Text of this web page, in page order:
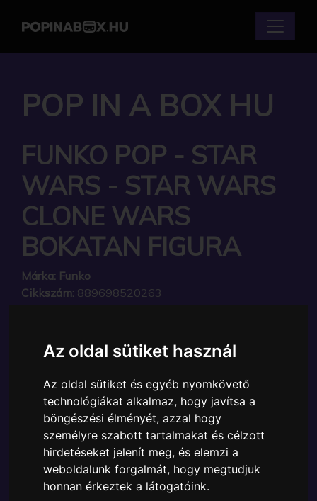
Az oldal sütiket használ
Az oldal sütiket és egyéb nyomkövető
technológiákat alkalmaz, hogy javítsa a
böngészési élményét, azzal hogy
személyre szabott tartalmakat és célzott
hirdetéseket jelenít meg, és elemzi a
weboldalunk forgalmát, hogy megtudjuk
honnan érkeztek a látogatóink.
POP IN A BOX HU
FUNKO POP - STAR
WARS - STAR WARS
CLONE WARS
BOKATAN FIGURA
Márka: Funko
Cikkszám: 889698520263
A Funko POP - Star Wars egyik népszerű terméke a
BoKatan figura, amely ablakos csomagolásban azaz
- POP In a Box - várja új gazdáját.
A termék sajnos nem elérhető, nézd meg
MÁSOK MIT VESZNEK